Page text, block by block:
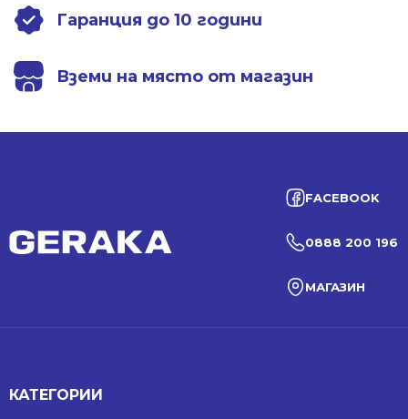
Гаранция до 10 години
Вземи на място от магазин
FACEBOOK
0888 200 196
МАГАЗИН
КАТЕГОРИИ